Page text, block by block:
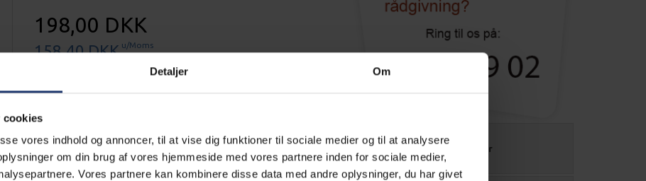
Detaljer Om
cookies
vores indhold og annoncer, til at vise dig funktioner til sociale medier og til at analysere
om din brug af vores hjemmeside med vores partnere inden for sociale medier,
Vores partnere kan kombinere disse data med andre oplysninger, du har givet
198,00 DKK
158,40 DKK u/Moms
Læg i kurv
Mere information
Power kalkulator